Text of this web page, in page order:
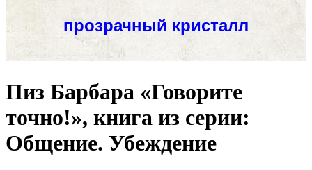
Пиз Барбара «Говорите
точно!», книга из серии:
Общение. Убеждение